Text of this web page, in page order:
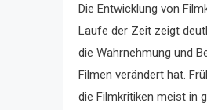
Die Entwicklung von
Laufe der Zeit zeigt
die Wahrnehmung und
Filmen verändert hat.
die Filmkritiken meist in